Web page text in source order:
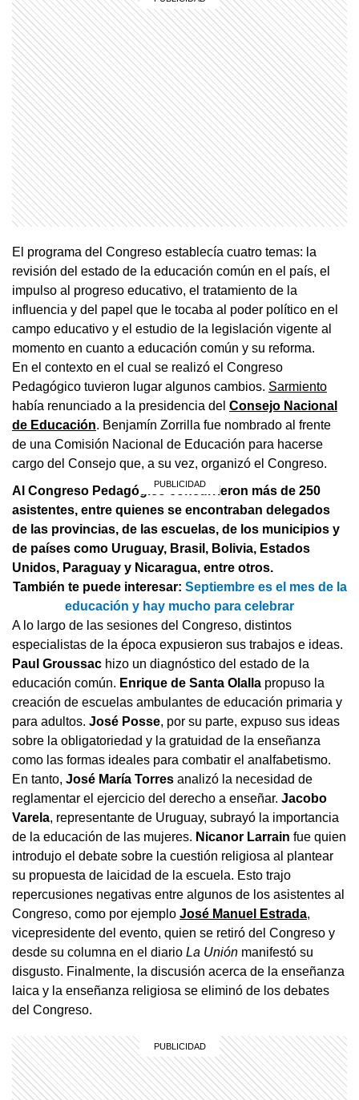
El programa del Congreso establecía cuatro temas: la
revisión del estado de la educación común en el país, el
impulso al progreso educativo, el tratamiento de la
influencia y del papel que le tocaba al poder político en el
campo educativo y el estudio de la legislación vigente al
momento en cuanto a educación común y su reforma.
En el contexto en el cual se realizó el Congreso
Pedagógico tuvieron lugar algunos cambios. Sarmiento
había renunciado a la presidencia del Consejo Nacional
de Educación. Benjamín Zorrilla fue nombrado al frente
de una Comisión Nacional de Educación para hacerse
cargo del Consejo que, a su vez, organizó el Congreso.
Al Congreso Pedagógico concurrieron más de 250
asistentes, entre quienes se encontraban delegados
de las provincias, de las escuelas, de los municipios y
de países como Uruguay, Brasil, Bolivia, Estados
Unidos, Paraguay y Nicaragua, entre otros.
También te puede interesar: Septiembre es el mes de la
educación y hay mucho para celebrar
A lo largo de las sesiones del Congreso, distintos
especialistas de la época expusieron sus trabajos e ideas.
Paul Groussac hizo un diagnóstico del estado de la
educación común. Enrique de Santa Olalla propuso la
creación de escuelas ambulantes de educación primaria y
para adultos. José Posse, por su parte, expuso sus ideas
sobre la obligatoriedad y la gratuidad de la enseñanza
como las formas ideales para combatir el analfabetismo.
En tanto, José María Torres analizó la necesidad de
reglamentar el ejercicio del derecho a enseñar. Jacobo
Varela, representante de Uruguay, subrayó la importancia
de la educación de las mujeres. Nicanor Larrain fue quien
introdujo el debate sobre la cuestión religiosa al plantear
su propuesta de laicidad de la escuela. Esto trajo
repercusiones negativas entre algunos de los asistentes al
Congreso, como por ejemplo José Manuel Estrada,
vicepresidente del evento, quien se retiró del Congreso y
desde su columna en el diario La Unión manifestó su
disgusto. Finalmente, la discusión acerca de la enseñanza
laica y la enseñanza religiosa se eliminó de los debates
del Congreso.